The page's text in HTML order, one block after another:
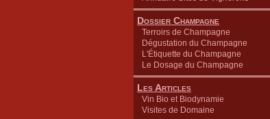
Dossier Champagne
Terroirs de Champagne
Dégustation du Champagne
L'Étiquette du Champagne
Le Dosage du Champagne
Les Articles
Vin Bio et Biodynamie
Visites de Domaine